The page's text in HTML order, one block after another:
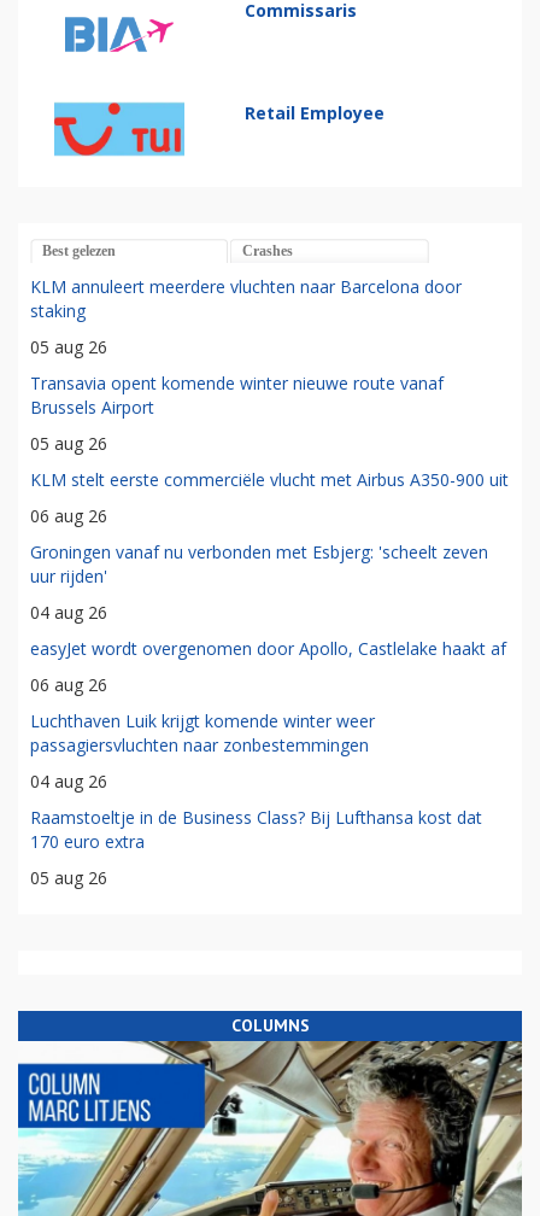
Commissaris
Retail Employee
Best gelezen Crashes
KLM annuleert meerdere vluchten naar Barcelona door
staking
05 aug 26
Transavia opent komende winter nieuwe route vanaf
Brussels Airport
05 aug 26
KLM stelt eerste commerciële vlucht met Airbus A350-900 uit
06 aug 26
Groningen vanaf nu verbonden met Esbjerg: 'scheelt zeven
uur rijden'
04 aug 26
easyJet wordt overgenomen door Apollo, Castlelake haakt af
06 aug 26
Luchthaven Luik krijgt komende winter weer
passagiersvluchten naar zonbestemmingen
04 aug 26
Raamstoeltje in de Business Class? Bij Lufthansa kost dat
170 euro extra
05 aug 26
COLUMNS